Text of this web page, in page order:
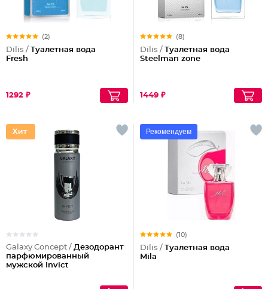
(2)
Dilis / Туалетная вода
Fresh
1292 ₽
(8)
Dilis / Туалетная вода
Steelman zone
1449 ₽
Galaxy Concept / Дезодорант
парфюмированный
мужской Invict
Рекомендуем
(10)
Dilis / Туалетная вода
Mila